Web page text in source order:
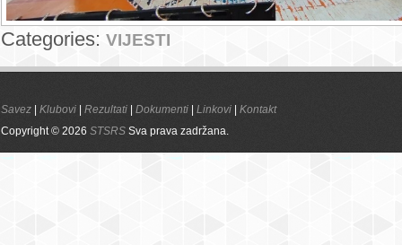
Categories: VIJESTI
Savez | Klubovi | Rezultati | Dokumenti | Linkovi | Kontakt
Copyright © 2026 STSRS Sva prava zadržana.